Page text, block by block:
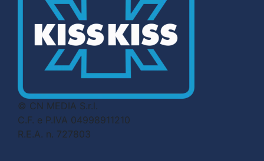
© CN MEDIA S.r.l.
C.F. e P.IVA 04998911210
R.E.A. n. 727803